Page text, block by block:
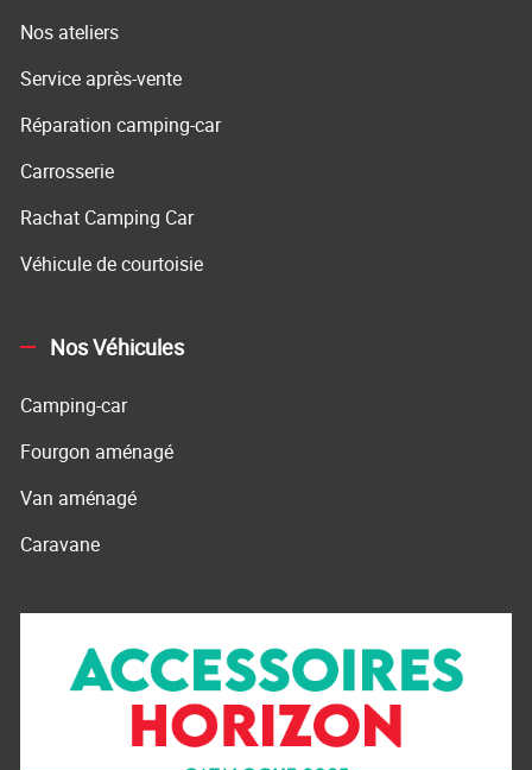
Nos ateliers
Service après-vente
Réparation camping-car
Carrosserie
Rachat Camping Car
Véhicule de courtoisie
Nos Véhicules
Camping-car
Fourgon aménagé
Van aménagé
Caravane